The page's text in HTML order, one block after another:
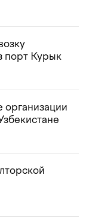
порт Курык
организации